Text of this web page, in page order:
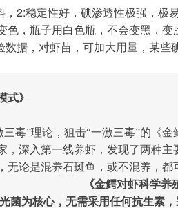
2:稳定性好，碘渗透性极强，
色，瓶子用白色瓶，不会变黑，
据，对虾苗，可加大用量，某些
式》
毒”理论，狙击“一激三毒”的《
，深入第一线养虾，发现了两种
论是混养石斑鱼，或不混养，都
《金鳄对虾科学养
为核心，无需采用任何抗生素